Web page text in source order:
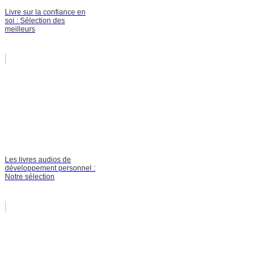
Livre sur la confiance en
soi : Sélection des
meilleurs
Les livres audios de
développement personnel :
Notre sélection